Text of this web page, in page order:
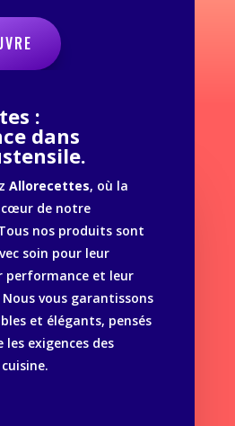
:
dans
Allorecettes, où la
de notre
nos produits sont
soin pour leur
performance et leur
vous garantissons
et élégants, pensés
exigences des